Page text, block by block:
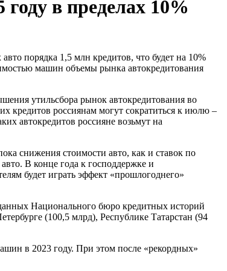
в пределах 10%
порядка 1,5 млн кредитов, что будет на 10%
машин объемы рынка автокредитования
утильсбора рынок автокредитования во
кредитов россиянам могут сократиться к июлю –
автокредитов россияне возьмут на
снижения стоимости авто, как и ставок по
В конце года к господдержке и
будет играть эффект «прошлогоднего»
Национального бюро кредитных историй
(100,5 млрд), Республике Татарстан (94
в 2023 году. При этом после «рекордных»